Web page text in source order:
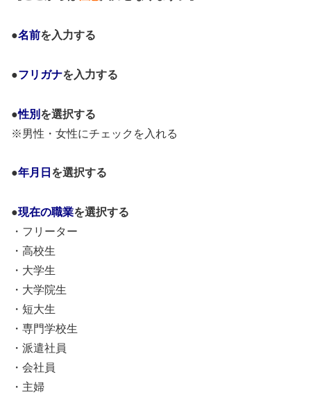
●名前を入力する
●フリガナを入力する
●性別 を選択する
※男性・女性にチェックを入れる
●年月日 を選択する
●現在の職業を選択する
・フリーター
・高校生
・大学生
・大学院生
・短大生
・専門学校生
・派遣社員
・会社員
・主婦